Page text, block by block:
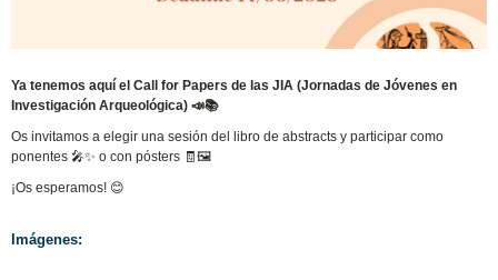
Ya tenemos aquí el Call for Papers de las JIA (Jornadas de Jóvenes en
Investigación Arqueológica) 📣📚
Os invitamos a elegir una sesión del libro de abstracts y participar como
ponentes 🎤✨ o con pósters 🧾🖼️
¡Os esperamos! 😊
Imágenes: